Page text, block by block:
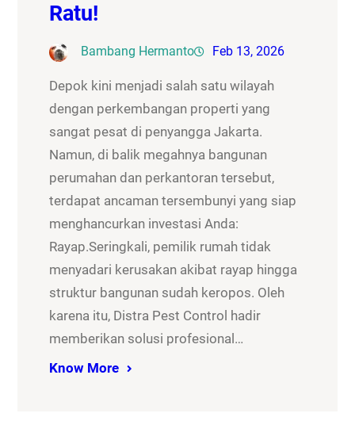
Ratu!
Bambang Hermanto Feb 13, 2026
Depok kini menjadi salah satu wilayah
dengan perkembangan properti yang
sangat pesat di penyangga Jakarta.
Namun, di balik megahnya bangunan
perumahan dan perkantoran tersebut,
terdapat ancaman tersembunyi yang siap
menghancurkan investasi Anda:
Rayap.Seringkali, pemilik rumah tidak
menyadari kerusakan akibat rayap hingga
struktur bangunan sudah keropos. Oleh
karena itu, Distra Pest Control hadir
memberikan solusi profesional…
Know More